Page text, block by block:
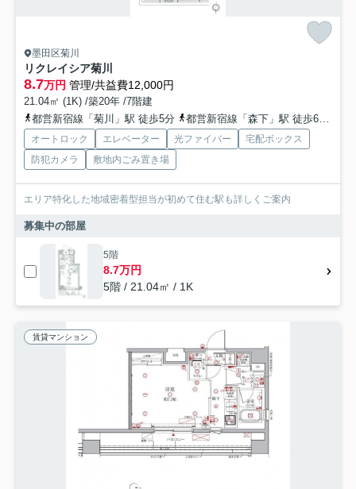
墨田区菊川
リクレイシア菊川
8.7万円 管理/共益費12,000円
21.04㎡ (1K) /築20年 /7階建
都営新宿線「菊川」駅 徒歩5分
都営新宿線「森下」駅 徒歩6分
オートロック エレベーター 光ファイバー
宅配ボックス
防犯カメラ
敷地内ごみ置き場
エリア特化した地域密着型担当が初めて住む駅も詳しくご案内
募集中の部屋
5階
8.7万円
5階 / 21.04㎡ / 1K
賃貸マンション